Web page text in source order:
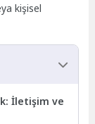
kişisel
İletişim ve